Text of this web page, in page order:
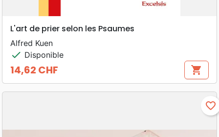
L'art de prier selon les Psaumes
Alfred Kuen
check Disponible
Prix
14,62 CHF shopping_cart
favorite_border